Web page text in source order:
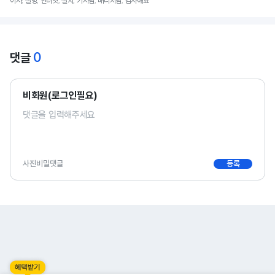
댓글 0
비회원(로그인필요)
사진비밀댓글 등록